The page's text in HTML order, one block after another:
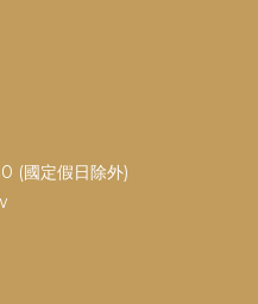
(國定假日除外)